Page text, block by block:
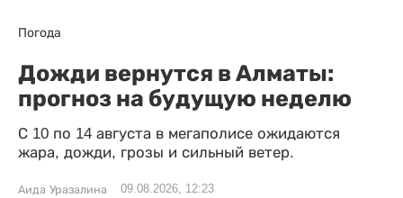
Погода
Дожди вернутся в Алматы:
прогноз на будущую неделю
С 10 по 14 августа в мегаполисе ожидаются
жара, дожди, грозы и сильный ветер.
Аида Уразалина 09.08.2026, 12:23